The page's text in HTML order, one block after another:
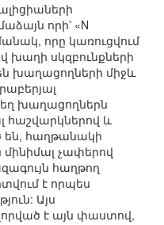
որի՝ «N
որը կառուցվում
խաղի սկզբունքների
խաղացողների միջև
խաղացողներն
հաշվարկներով և
հաղթանակի
չափերով
հաղթող
է որպես
Այս
է այն փաստով,